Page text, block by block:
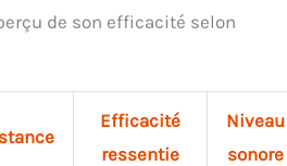
de son efficacité selon
Efficacité
ressentie
Niveau
sonore